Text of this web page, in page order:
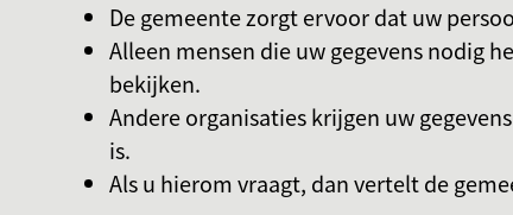
De gemeente zorgt ervoor dat uw
Alleen mensen die uw gegevens nodig
bekijken.
Andere organisaties krijgen uw
is.
Als u hierom vraagt, dan vertelt de